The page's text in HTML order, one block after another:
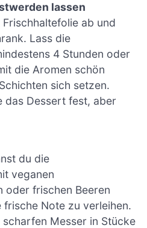
lassen
ab und
Lass die
4 Stunden oder
die Aromen schön
sich setzen.
das Dessert fest, aber
du die
veganen
oder frischen Beeren
Note zu verleihen.
scharfen Messer in Stücke